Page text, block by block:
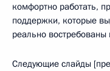
комфортно работать,
поддержки, которые
реально востребованы
Следующие слайды